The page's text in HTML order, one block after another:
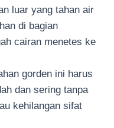
luar yang tahan air
di bagian
cairan menetes ke
gorden ini harus
dan sering tanpa
kehilangan sifat